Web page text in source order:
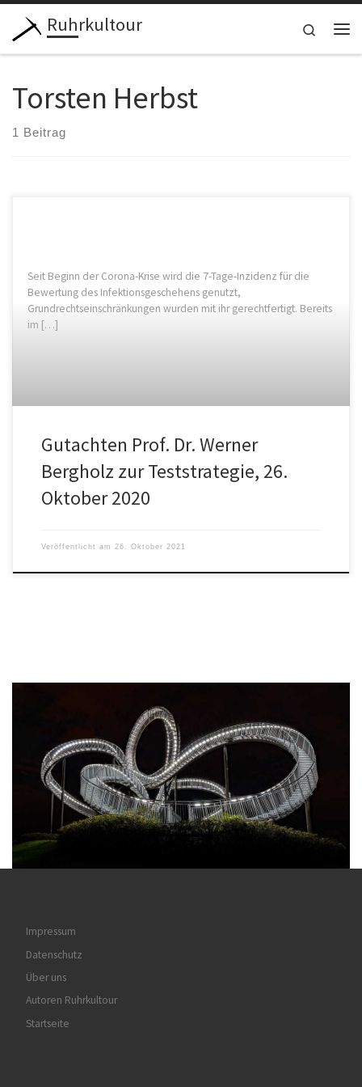
Zum Inhalt springen
Ruhrkultour
Search
Torsten Herbst
1 Beitrag
Seit Beginn der Corona-Krise wird die 7-Tage-Inzidenz für die
Bewertung des Infektionsgeschehens genutzt,
Grundrechtseinschränkungen wurden mit ihr gerechtfertigt. Bereits
im […]
Gutachten Prof. Dr. Werner
Bergholz zur Teststrategie, 26.
Oktober 2020
Veröffentlicht am 26. Oktober 2021
Impressum
Datenschutz
Über uns
Autoren Ruhrkultour
Startseite